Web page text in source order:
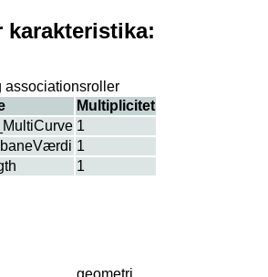
karakteristika:
associationsroller
Multiplicitet
1
1
1
geometri